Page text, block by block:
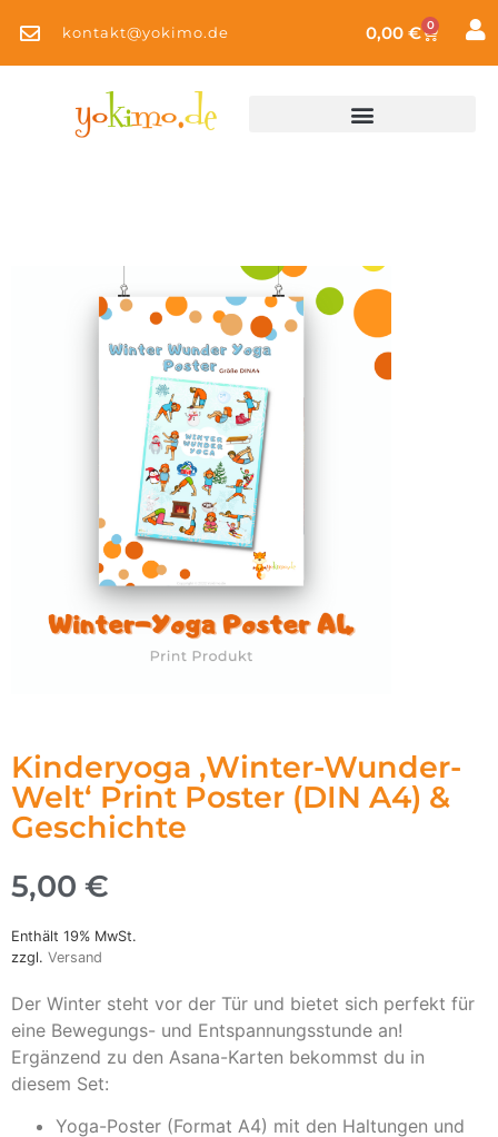
kontakt@yokimo.de 0,00 € 0
Kinderyoga ‚Winter-Wunder-
Welt‘ Print Poster (DIN A4) &
Geschichte
5,00 €
Enthält 19% MwSt.
zzgl. Versand
Der Winter steht vor der Tür und bietet sich perfekt für
eine Bewegungs- und Entspannungsstunde an!
Ergänzend zu den Asana-Karten bekommst du in
diesem Set:
Yoga-Poster (Format A4) mit den Haltungen und